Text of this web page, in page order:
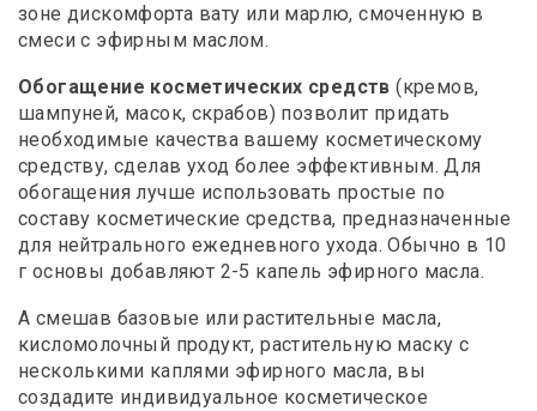
зоне дискомфорта вату или марлю, смоченную в
смеси с эфирным маслом.
Обогащение косметических средств (кремов,
шампуней, масок, скрабов) позволит придать
необходимые качества вашему косметическому
средству, сделав уход более эффективным. Для
обогащения лучше использовать простые по
составу косметические средства, предназначенные
для нейтрального ежедневного ухода. Обычно в 10
г основы добавляют 2-5 капель эфирного масла.
А смешав базовые или растительные масла,
кисломолочный продукт, растительную маску с
несколькими каплями эфирного масла, вы
создадите индивидуальное косметическое